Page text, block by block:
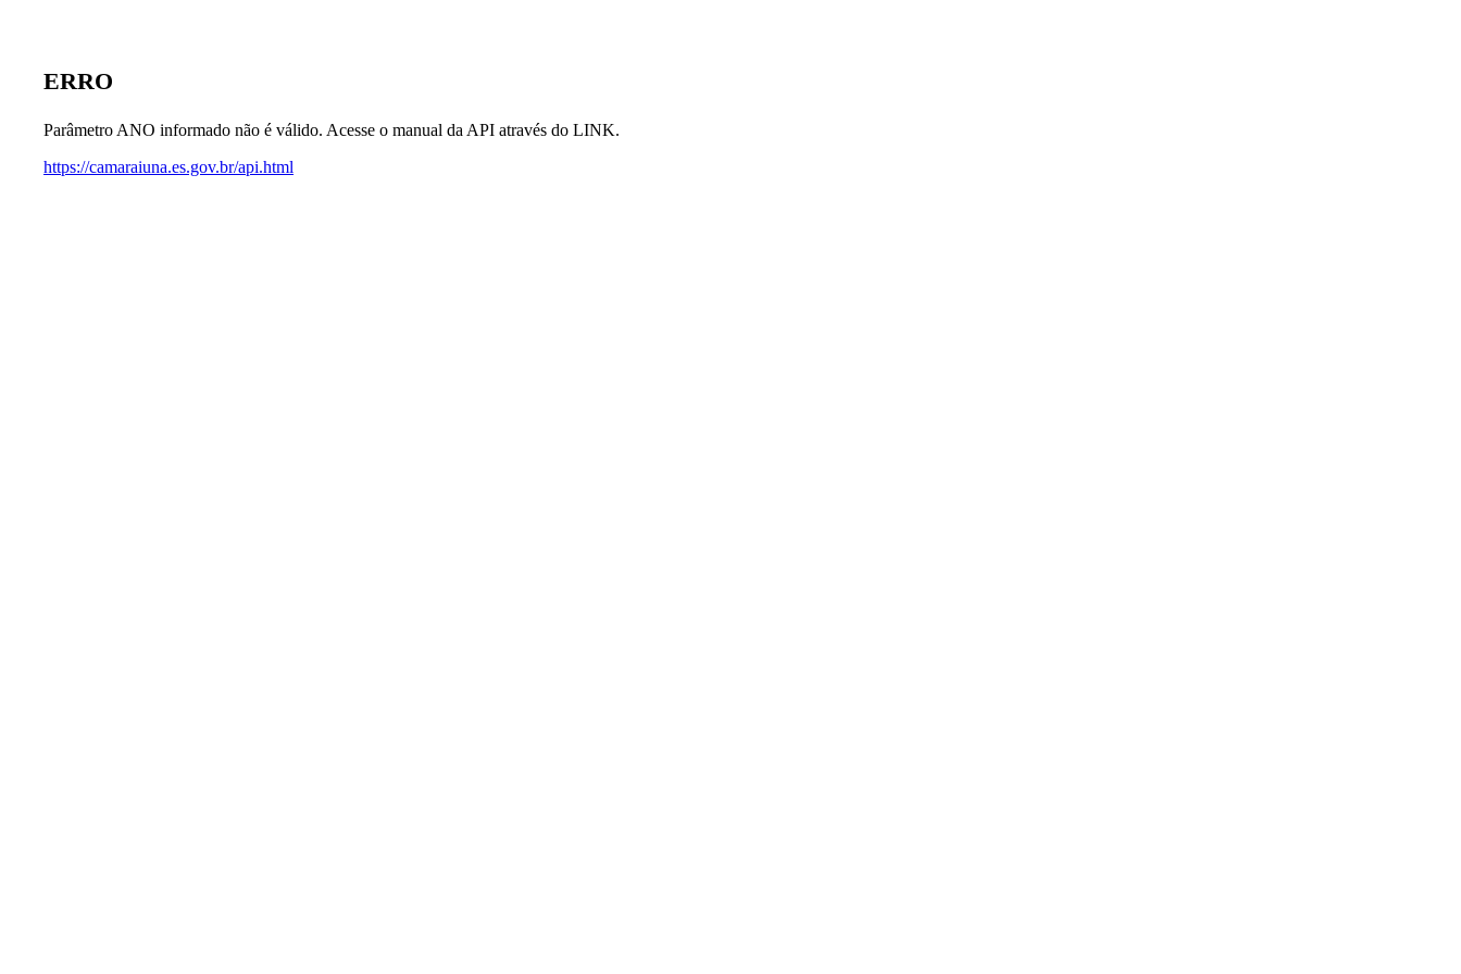
ERRO
Parâmetro ANO informado não é válido. Acesse o manual da API através do LINK.
https://camaraiuna.es.gov.br/api.html